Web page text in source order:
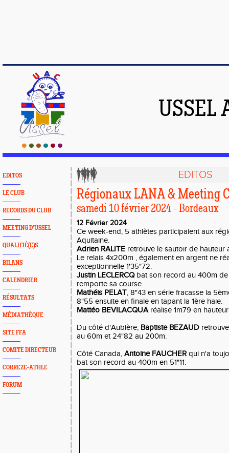
USSEL
EDITOS
LE CLUB
RECORDS DU CLUB
MEETING D'USSEL
QUALIFIÉ(E)S
BILANS
CALENDRIER
RÉSULTATS
MÉDIATHÈQUE
SITE FFA
COMITE DIRECTEUR
CORREZE-ATHLE
FORUM
EDITOS
Régionaux LANA & Meeting
samedi 10 février 2024 - Bordeaux
12 Février 2024
Ce week-end, 5 athlètes participaient aux
Aquitaine.
Adrien RALITE retrouve le sautoir de hauteur
Le relais 4x200m , également en argent ne
exceptionnelle 1'35"72.
Justin LECLERCQbat son record au 400m
remporte sa course.
Mathéis PELAT, 8"43 en série fracasse la
8"55 ensuite en finale en tapant la 1ère haie.
Mattéo BEVILACQUAréalise 1m79 en
Du côté d'Aubière, Baptiste BEZAUD
au 60m et 24"82 au 200m.
Côté Canada, Antoine FAUCHER qui n'a
bat son record au 400m en 51"11.